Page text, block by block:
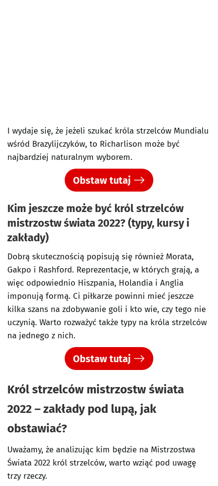
I wydaje się, że jeżeli szukać króla strzelców Mundialu
wśród Brazylijczyków, to Richarlison może być
najbardziej naturalnym wyborem.
Obstaw tutaj
Kim jeszcze może być król strzelców
mistrzostw świata 2022? (typy, kursy i
zakłady)
Dobrą skutecznością popisują się również Morata,
Gakpo i Rashford. Reprezentacje, w których grają, a
więc odpowiednio Hiszpania, Holandia i Anglia
imponują formą. Ci piłkarze powinni mieć jeszcze
kilka szans na zdobywanie goli i kto wie, czy tego nie
uczynią. Warto rozważyć także typy na króla strzelców
na jednego z nich.
Obstaw tutaj
Król strzelców mistrzostw świata
2022 – zakłady pod lupą, jak
obstawiać?
Uważamy, że analizując kim będzie na Mistrzostwa
Świata 2022 król strzelców, warto wziąć pod uwagę
trzy rzeczy.